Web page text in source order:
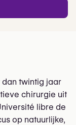
dan twintig jaar
chirurgie uit
libre de
op natuurlijke,